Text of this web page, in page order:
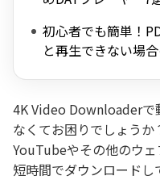
初心者でも簡単！
と再生できない場
4K Video Downloaderで
なくてお困りでしょうか
YouTubeやその他のウ
短時間でダウンロードし